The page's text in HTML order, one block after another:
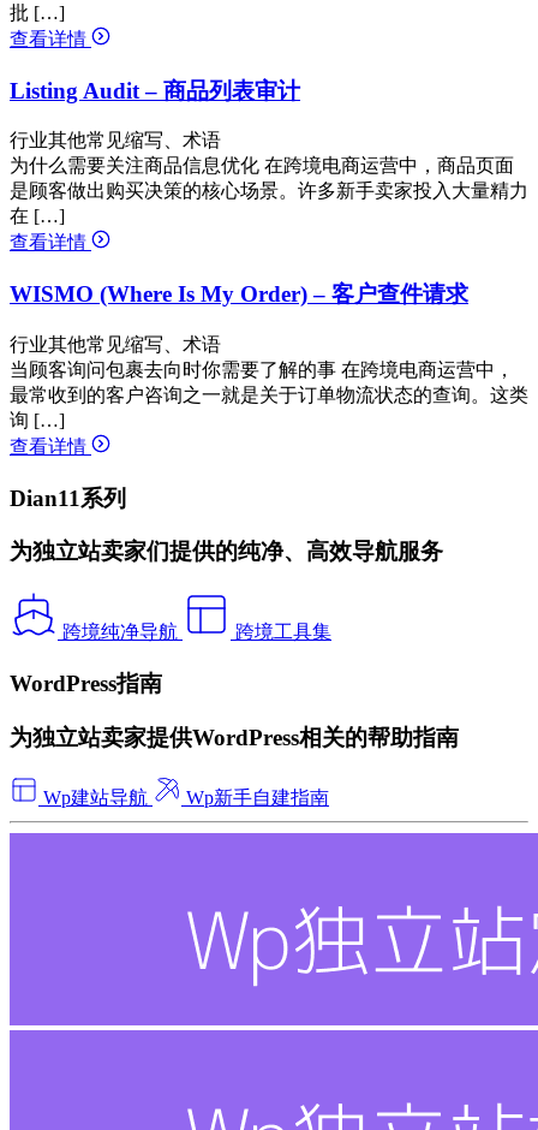
批 […]
查看详情
Listing Audit – 商品列表审计
行业其他常见缩写、术语
为什么需要关注商品信息优化 在跨境电商运营中，商品页面
是顾客做出购买决策的核心场景。许多新手卖家投入大量精力
在 […]
查看详情
WISMO (Where Is My Order) – 客户查件请求
行业其他常见缩写、术语
当顾客询问包裹去向时你需要了解的事 在跨境电商运营中，
最常收到的客户咨询之一就是关于订单物流状态的查询。这类
询 […]
查看详情
Dian11系列
为独立站卖家们提供的纯净、高效导航服务
跨境纯净导航 跨境工具集
WordPress指南
为独立站卖家提供WordPress相关的帮助指南
Wp建站导航 Wp新手自建指南